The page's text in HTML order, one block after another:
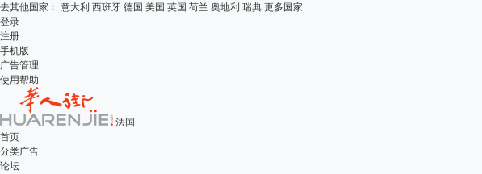
去其他国家： 意大利 西班牙 德国 美国 英国 荷兰 奥地利 瑞典 更多国家
登录
注册
手机版
广告管理
使用帮助
法国
首页
分类广告
论坛